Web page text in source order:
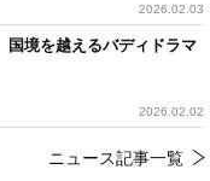
2026.02.03
境を越えるバディドラマ
2026.02.02
ニュース記事一覧